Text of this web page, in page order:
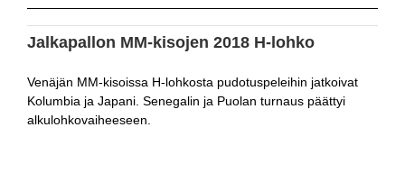
Jalkapallon MM-kisojen 2018 H-lohko
Venäjän MM-kisoissa H-lohkosta pudotuspeleihin jatkoivat
Kolumbia ja Japani. Senegalin ja Puolan turnaus päättyi
alkulohkovaiheeseen.